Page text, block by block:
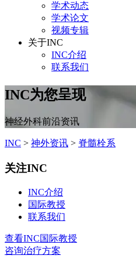
学术动态
学术论文
视频专辑
关于INC
INC介绍
联系我们
INC为您呈现
神经外科前沿资讯
INC > 神外资讯 > 脊髓栓系
关注INC
INC介绍
国际教授
联系我们
查看INC国际教授
咨询治疗方案